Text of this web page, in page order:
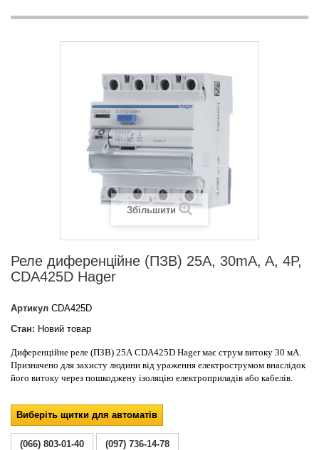
Збільшити
Реле диференційне (ПЗВ) 25A, 30mA, A, 4P,
CDA425D Hager
Артикул CDA425D
Стан: Новий товар
Диференційне реле (ПЗВ) 25А CDA425D Hager має струм витоку 30 мА.
Призначено для захисту людини від ураження електрострумом внаслідок
його витоку через пошкоджену ізоляцію електроприладів або кабелів.
Виберіть щитки для автоматів
(066) 803-01-40 (097) 736-14-78